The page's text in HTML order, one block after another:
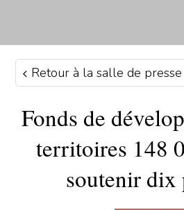
Retour à la salle de presse
Fonds de
territoires 148
soutenir dix